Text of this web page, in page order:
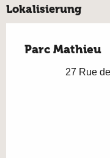
Lokalisierung
Parc Mathieu
27 Rue